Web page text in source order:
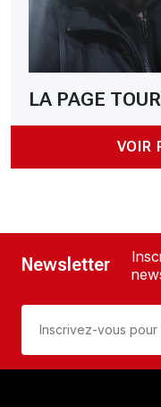
LA PAGE
VOIR
Newsletter